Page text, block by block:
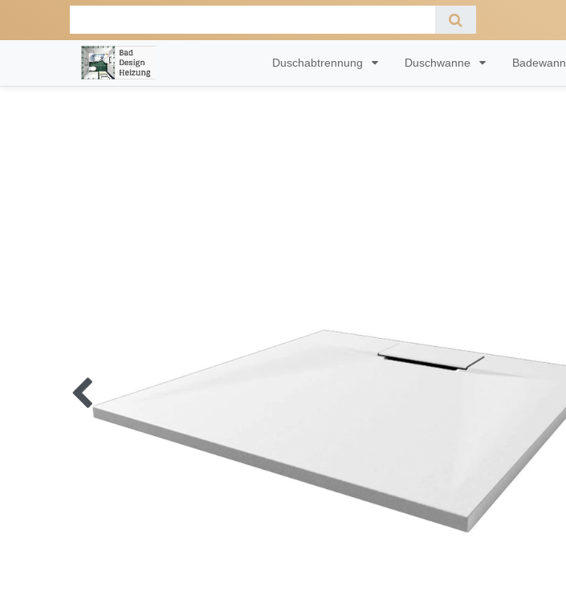
Duschabtrennung Duschwanne